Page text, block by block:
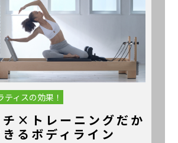
ィスの効果！
チ×トレーニングだか
きるボディライン